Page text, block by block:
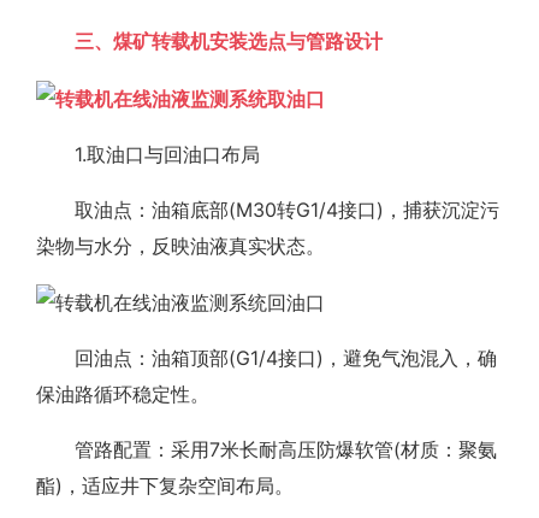
三、煤矿转载机安装选点与管路设计
1.取油口与回油口布局
取油点：油箱底部(M30转G1/4接口)，捕获沉淀污
染物与水分，反映油液真实状态。
回油点：油箱顶部(G1/4接口)，避免气泡混入，确
保油路循环稳定性。
管路配置：采用7米长耐高压防爆软管(材质：聚氨
酯)，适应井下复杂空间布局。